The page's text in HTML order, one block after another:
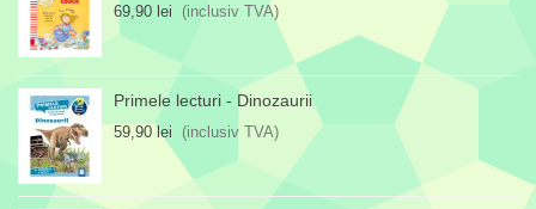
69,90 lei (inclusiv TVA)
Primele lecturi - Dinozaurii
59,90 lei (inclusiv TVA)